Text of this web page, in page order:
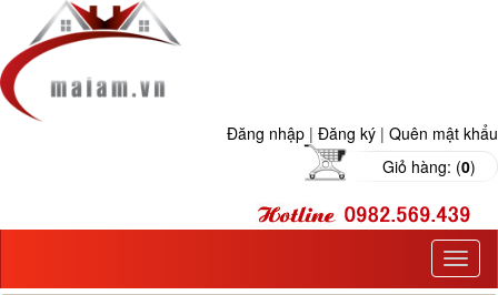
Đăng nhập | Đăng ký | Quên mật khẩu
Giỏ hàng: (0)
T
o